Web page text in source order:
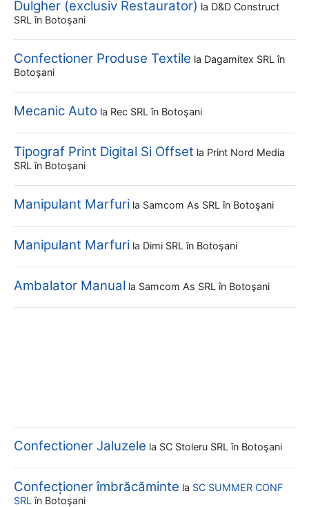
Dulgher (exclusiv Restaurator) la D&d Construct
SRL în Botoşani
Confectioner Produse Textile la Dagamitex SRL în
Botoşani
Mecanic Auto la Rec SRL în Botoşani
Tipograf Print Digital Si Offset la Print Nord Media
SRL în Botoşani
Manipulant Marfuri la Samcom As SRL în Botoşani
Manipulant Marfuri la Dimi SRL în Botoşani
Ambalator Manual la Samcom As SRL în Botoşani
Confectioner Jaluzele la SC Stoleru SRL în Botoşani
Confecționer îmbrăcăminte la SC SUMMER CONF
SRL în Botoşani